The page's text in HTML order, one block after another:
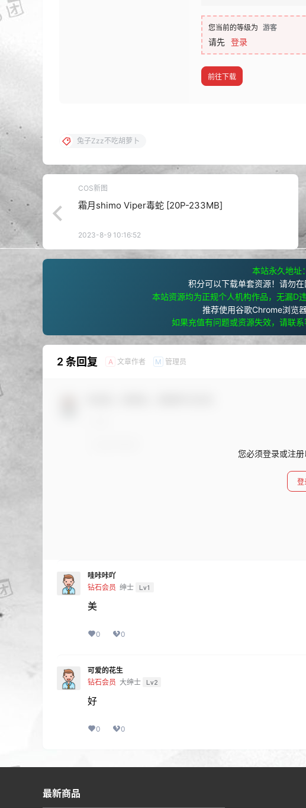
您当前的等级为 游客
请先 登录
前往下载
兔子Zzz不吃胡萝卜
COS新图
霜月shimo Viper毒蛇 [20P-233MB]
2023-8-9 10:16:52
本站永久地址
积分可以下载单套资源！请勿在
本站资源均为正规个人机构作品，无漏D
推荐使用谷歌Chrome浏览器
如果充值有问题或资源失效，请联系
2 条回复 A 文章作者 M 管理员
您必须登录或注
登
哇咔咔吖
钻石会员 绅士 Lv1
美
0 0
可爱的花生
钻石会员 大绅士 Lv2
好
0 0
最新商品